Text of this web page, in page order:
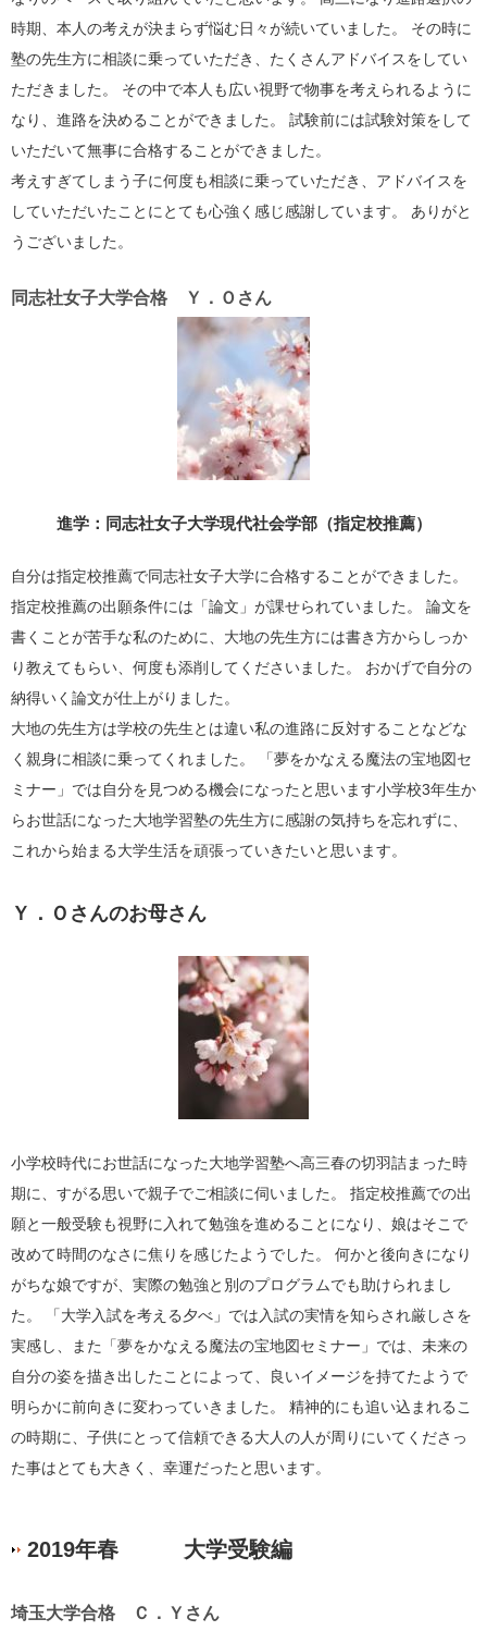
時期、本人の考えが決まらず悩む日々が続いていました。 その時に
塾の先生方に相談に乗っていただき、たくさんアドバイスをしてい
ただきました。 その中で本人も広い視野で物事を考えられるように
なり、進路を決めることができました。 試験前には試験対策をして
いただいて無事に合格することができました。
考えすぎてしまう子に何度も相談に乗っていただき、アドバイスを
していただいたことにとても心強く感じ感謝しています。 ありがと
うございました。
同志社女子大学合格 Ｙ．Ｏさん
進学：同志社女子大学現代社会学部（指定校推薦）
自分は指定校推薦で同志社女子大学に合格することができました。
指定校推薦の出願条件には「論文」が課せられていました。 論文を
書くことが苦手な私のために、大地の先生方には書き方からしっか
り教えてもらい、何度も添削してくださいました。 おかげで自分の
納得いく論文が仕上がりました。
大地の先生方は学校の先生とは違い私の進路に反対することなどな
く親身に相談に乗ってくれました。 「夢をかなえる魔法の宝地図セ
ミナー」では自分を見つめる機会になったと思います小学校3年生か
らお世話になった大地学習塾の先生方に感謝の気持ちを忘れずに、
これから始まる大学生活を頑張っていきたいと思います。
Ｙ．Ｏさんのお母さん
小学校時代にお世話になった大地学習塾へ高三春の切羽詰まった時
期に、すがる思いで親子でご相談に伺いました。 指定校推薦での出
願と一般受験も視野に入れて勉強を進めることになり、娘はそこで
改めて時間のなさに焦りを感じたようでした。 何かと後向きになり
がちな娘ですが、実際の勉強と別のプログラムでも助けられまし
た。 「大学入試を考える夕べ」では入試の実情を知らされ厳しさを
実感し、また「夢をかなえる魔法の宝地図セミナー」では、未来の
自分の姿を描き出したことによって、良いイメージを持てたようで
明らかに前向きに変わっていきました。 精神的にも追い込まれるこ
の時期に、子供にとって信頼できる大人の人が周りにいてくださっ
た事はとても大きく、幸運だったと思います。
2019年春 大学受験編
埼玉大学合格 Ｃ．Ｙさん